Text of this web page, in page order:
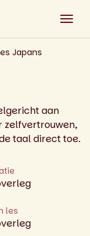
Japans
aan
zelfvertrouwen,
taal direct toe.
les